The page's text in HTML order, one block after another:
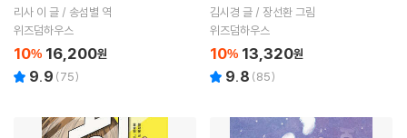
리사 이 글 / 송섬별 역
위즈덤하우스
10% 16,200원
9.9 (75)
김시경 글 / 장선환 그림
위즈덤하우스
10% 13,320원
9.8 (85)